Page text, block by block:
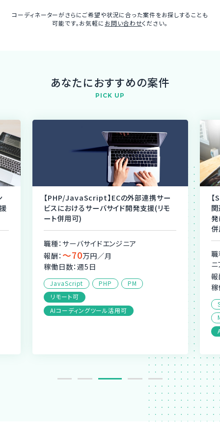
コーディネーターがさらにご希望や状況に合った案件をお探しすることも
可能です。お気軽に お問い合わせください。
あなたにおすすめの案件
PICK UP
【PHP/JavaScript】ECの外部連携サー
ビスにおけるサーバサイド開発支援(リモ
ート併用可)
職種：サーバサイドエンジニア
報酬： 〜70万円／月
稼働日数：週5日
JavaScript PHP
PM
リモート可
AIコーディングツール活用可
発
職
報